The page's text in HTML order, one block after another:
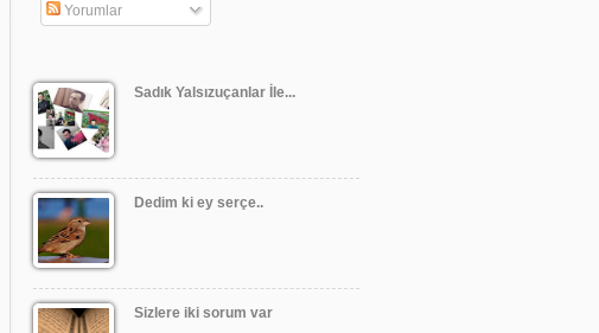
Yorumlar
Sadık Yalsızuçanlar İle...
Dedim ki ey serçe..
Sizlere iki sorum var